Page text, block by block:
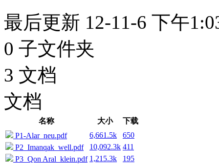
最后更新 12-11-6 下午
0 子文件夹
3 文档
文档
名称 大小
下载
P1-Alar_neu.pdf
6,661.5k
650
P2_Imanqak_well.pdf
10,092.3k 411
P3_Qon Aral_klein.pdf 1,215.3k 195